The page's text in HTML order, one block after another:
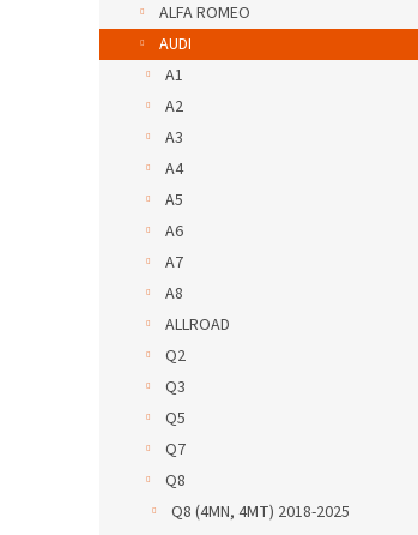
ALFA ROMEO
AUDI
A1
A2
A3
A4
A5
A6
A7
A8
ALLROAD
Q2
Q3
Q5
Q7
Q8
Q8 (4MN, 4MT) 2018-2025